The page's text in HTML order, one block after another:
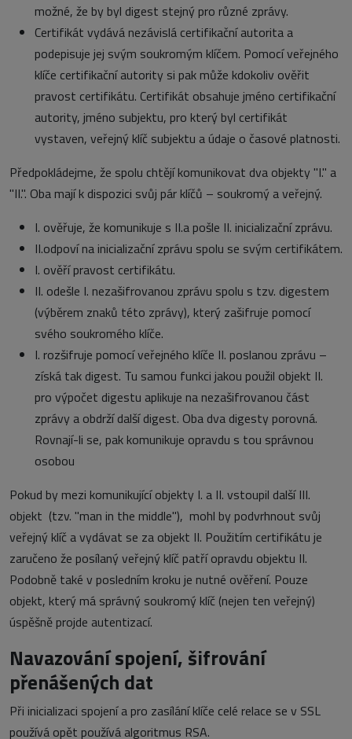
možné, že by byl digest stejný pro různé zprávy.
Certifikát vydává nezávislá certifikační autorita a
podepisuje jej svým soukromým klíčem. Pomocí veřejného
klíče certifikační autority si pak může kdokoliv ověřit
pravost certifikátu. Certifikát obsahuje jméno certifikační
autority, jméno subjektu, pro který byl certifikát
vystaven, veřejný klíč subjektu a údaje o časové platnosti.
Předpokládejme, že spolu chtějí komunikovat dva objekty "I." a
"II.". Oba mají k dispozici svůj pár klíčů – soukromý a veřejný.
I. ověřuje, že komunikuje s II.a pošle II. inicializační zprávu.
II.odpoví na inicializační zprávu spolu se svým certifikátem.
I. ověří pravost certifikátu.
II. odešle I. nezašifrovanou zprávu spolu s tzv. digestem
(výběrem znaků této zprávy), který zašifruje pomocí
svého soukromého klíče.
I. rozšifruje pomocí veřejného klíče II. poslanou zprávu –
získá tak digest. Tu samou funkci jakou použil objekt II.
pro výpočet digestu aplikuje na nezašifrovanou část
zprávy a obdrží další digest. Oba dva digesty porovná.
Rovnají-li se, pak komunikuje opravdu s tou správnou
osobou
Pokud by mezi komunikující objekty I. a II. vstoupil další III.
objekt (tzv. "man in the middle"), mohl by podvrhnout svůj
veřejný klíč a vydávat se za objekt II. Použitím certifikátu je
zaručeno že posílaný veřejný klíč patří opravdu objektu II.
Podobně také v posledním kroku je nutné ověření. Pouze
objekt, který má správný soukromý klíč (nejen ten veřejný)
úspěšně projde autentizací.
Navazování spojení, šifrování
přenášených dat
Při inicializaci spojení a pro zasílání klíče celé relace se v SSL
používá opět používá algoritmus RSA.